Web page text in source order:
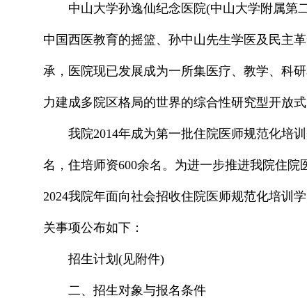
中山大学孙逸仙纪念医院(中山大学附属第
中国西医教育的摇篮、孙中山先生学医及民主
承，医院现已发展成为一所集医疗、教学、科
力建成多院区格局的世界的综合性研究型开放式
我院2014年成为第一批住院医师规范化培
名，住培师资600余名。为进一步推进我院住
2024我院年面向社会招收住院医师规范化培训
关事项公布如下：
招生计划(见附件)
二、招生对象与报名条件